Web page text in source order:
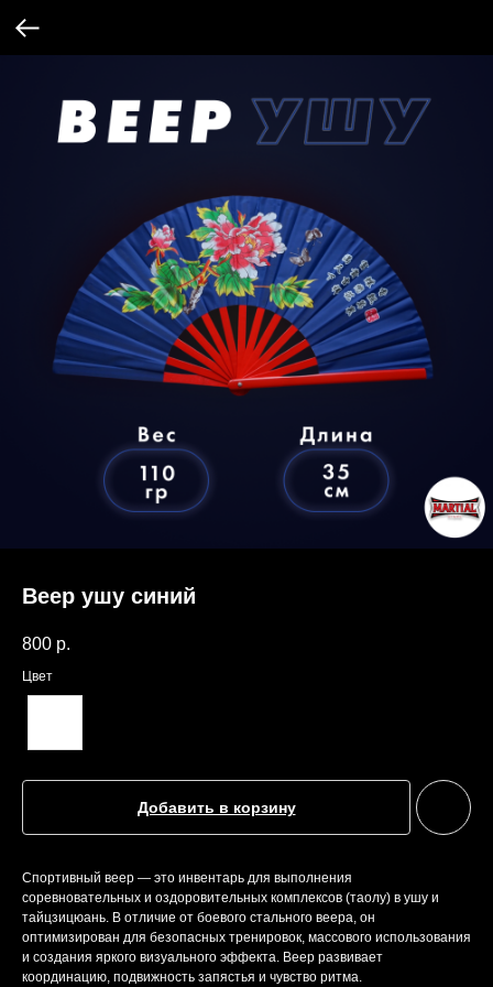
Веер ушу синий
800 р.
Цвет
Добавить в корзину
Спортивный веер — это инвентарь для выполнения
соревновательных и оздоровительных комплексов (таолу) в ушу и
тайцзицюань. В отличие от боевого стального веера, он
оптимизирован для безопасных тренировок, массового использования
и создания яркого визуального эффекта. Веер развивает
координацию, подвижность запястья и чувство ритма.